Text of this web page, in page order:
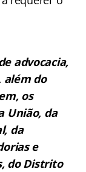
advocacia,
além do
os
União, da
da
e
do Distrito